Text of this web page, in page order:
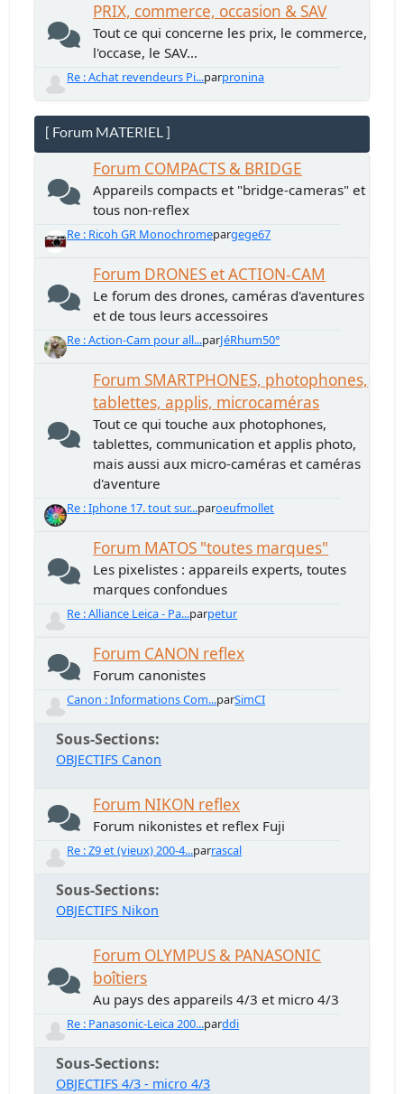
PRIX, commerce, occasion & SAV
Tout ce qui concerne les prix, le commerce,
l'occase, le SAV...
Re : Achat revendeurs Pi...parpronina
[ Forum MATERIEL ]
Forum COMPACTS & BRIDGE
Appareils compacts et "bridge-cameras" et
tous non-reflex
Re : Ricoh GR Monochromepargege67
Forum DRONES et ACTION-CAM
Le forum des drones, caméras d'aventures
et de tous leurs accessoires
Re : Action-Cam pour all...parJéRhum50°
Forum SMARTPHONES, photophones,
tablettes, applis, microcaméras
Tout ce qui touche aux photophones,
tablettes, communication et applis photo,
mais aussi aux micro-caméras et caméras
d'aventure
Re : Iphone 17. tout sur...paroeufmollet
Forum MATOS "toutes marques"
Les pixelistes : appareils experts, toutes
marques confondues
Re : Alliance Leica - Pa...parpetur
Forum CANON reflex
Forum canonistes
Canon : Informations Com...parSimCI
Sous-Sections
OBJECTIFS Canon
Forum NIKON reflex
Forum nikonistes et reflex Fuji
Re : Z9 et (vieux) 200-4...parrascal
Sous-Sections
OBJECTIFS Nikon
Forum OLYMPUS & PANASONIC
boîtiers
Au pays des appareils 4/3 et micro 4/3
Re : Panasonic-Leica 200...parddi
Sous-Sections
OBJECTIFS 4/3 - micro 4/3